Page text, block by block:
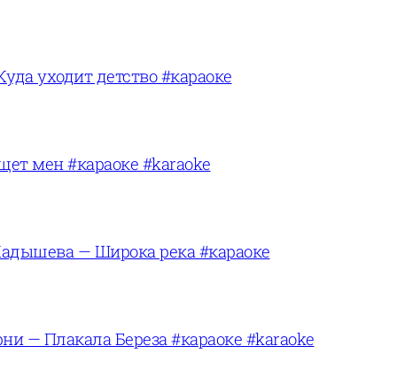
уходит детство #караоке
мен #караоке #karaoke
— Широка река #караоке
— Плакала Береза #караоке #karaoke